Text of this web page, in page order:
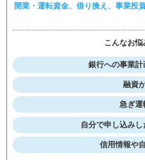
開業・運転資金、借り換え、事業投
こんなお
銀行への事業
融資
急ぎ運
⾃分で申し込みし
信用情報や